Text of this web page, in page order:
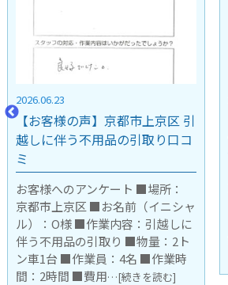
2026.03.06
【お客様の声】京都府京都市 家
電の買取 口コミ
お客様へのアンケート ■場所：
京都府京都市（マンション7階エ
レベーター有り） ■お名前（イニ
シャル）：M・H様 ■作業内容：
家電の買取 ■買取品： ①日立6ド
ア冷蔵庫 R-KWC…[続きを読む]